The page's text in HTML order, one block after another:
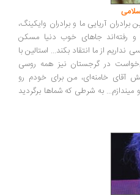
ما و برادران وایکینگ،
جاهای خوب دنیا مسکن
از ما انتقاد بکند... استالین با
گرجستان نیز همه روسی
خامنه‌ای، من برای خودم رو
به شرطی که شماها برگردید